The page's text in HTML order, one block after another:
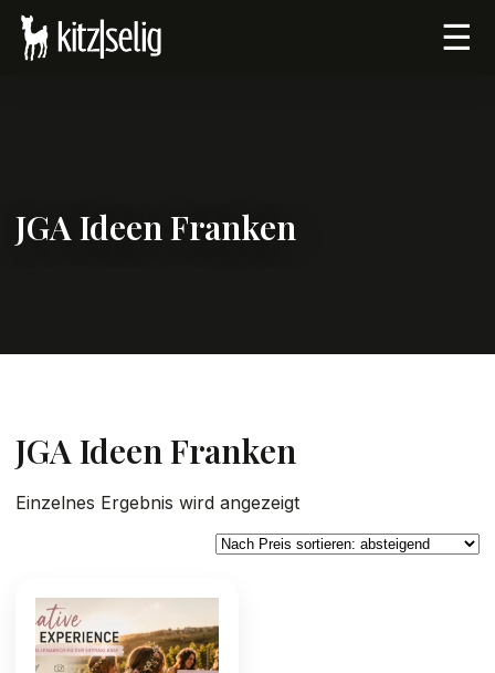
☰
JGA Ideen Franken
JGA Ideen Franken
Einzelnes Ergebnis wird angezeigt